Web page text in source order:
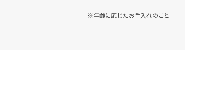
※年齢に応じたお手入れのこと